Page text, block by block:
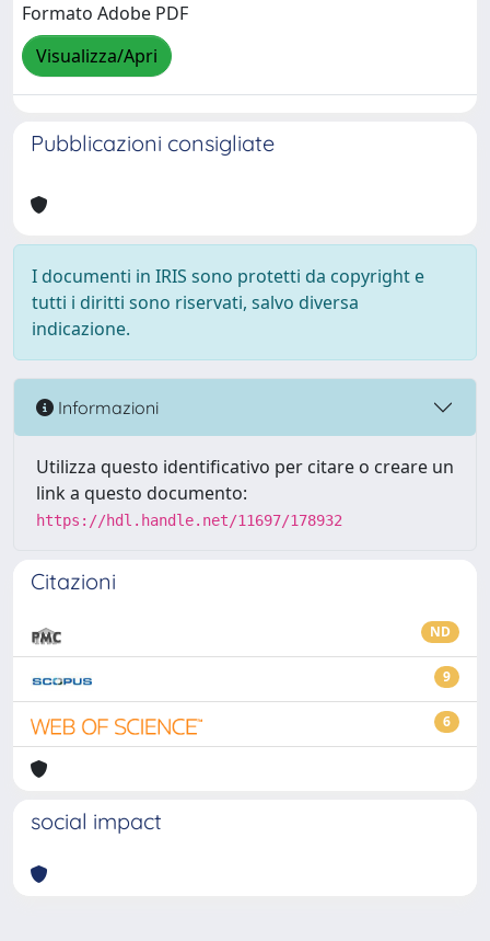
Formato Adobe PDF
Visualizza/Apri
Pubblicazioni consigliate
I documenti in IRIS sono protetti da copyright e
tutti i diritti sono riservati, salvo diversa
indicazione.
Informazioni
Utilizza questo identificativo per citare o creare un
link a questo documento:
https://hdl.handle.net/11697/178932
Citazioni
ND
9
6
social impact